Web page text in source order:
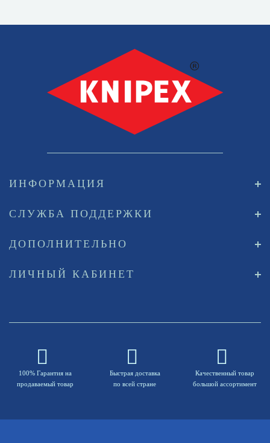
ИНФОРМАЦИЯ
СЛУЖБА ПОДДЕРЖКИ
ДОПОЛНИТЕЛЬНО
ЛИЧНЫЙ КАБИНЕТ
100% Гарантия на
продаваемый товар
Быстрая доставка
по всей стране
Качественный товар
большой ассортимент